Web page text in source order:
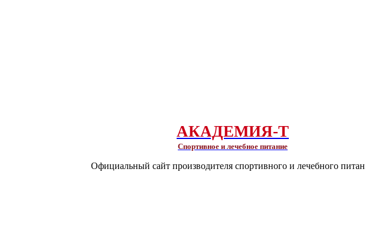
АКАДЕМИЯ-Т
Спортивное и лечебное питание
Официальный сайт производителя спортивного и лечебного